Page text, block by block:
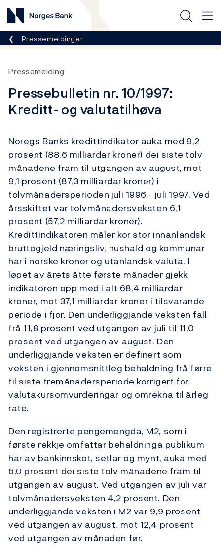
Norges Bank
Her er du nå:
Pressemeldinger
Pressemelding
Pressebulletin nr. 10/1997:
Kreditt- og valutatilhøva
Noregs Banks kredittindikator auka med 9,2
prosent (88,6 milliardar kroner) dei siste tolv
månadene fram til utgangen av august, mot
9,1 prosent (87,3 milliardar kroner) i
tolvmånadersperioden juli 1996 - juli 1997. Ved
årsskiftet var tolvmånadersveksten 6,1
prosent (57,2 milliardar kroner).
Kredittindikatoren måler kor stor innanlandsk
bruttogjeld næringsliv, hushald og kommunar
har i norske kroner og utanlandsk valuta. I
løpet av årets åtte første månader gjekk
indikatoren opp med i alt 68,4 milliardar
kroner, mot 37,1 milliardar kroner i tilsvarande
periode i fjor. Den underliggjande veksten fall
frå 11,8 prosent ved utgangen av juli til 11,0
prosent ved utgangen av august. Den
underliggjande veksten er definert som
veksten i gjennomsnittleg behaldning frå førre
til siste tremånadersperiode korrigert for
valutakursomvurderingar og omrekna til årleg
rate.
Den registrerte pengemengda, M2, som i
første rekkje omfattar behaldninga publikum
har av bankinnskot, setlar og mynt, auka med
6,0 prosent dei siste tolv månadene fram til
utgangen av august. Ved utgangen av juli var
tolvmånadersveksten 4,2 prosent. Den
underliggjande veksten i M2 var 9,9 prosent
ved utgangen av august, mot 12,4 prosent
ved utgangen av månaden før.